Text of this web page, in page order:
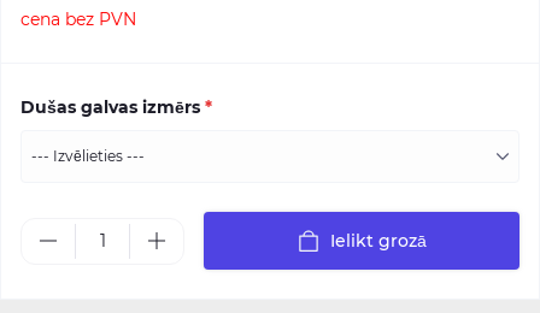
cena bez PVN
Dušas galvas izmērs *
Ielikt grozā